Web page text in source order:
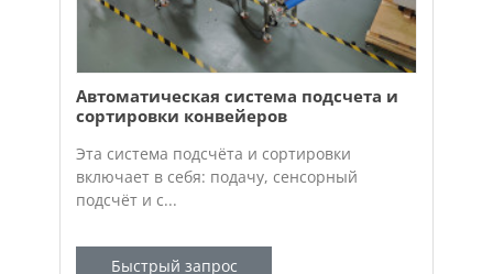
Автоматическая система подсчета и
сортировки конвейеров
Эта система подсчёта и сортировки
включает в себя: подачу, сенсорный
подсчёт и с...
Быстрый запрос